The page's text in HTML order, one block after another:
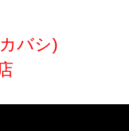
バシ)